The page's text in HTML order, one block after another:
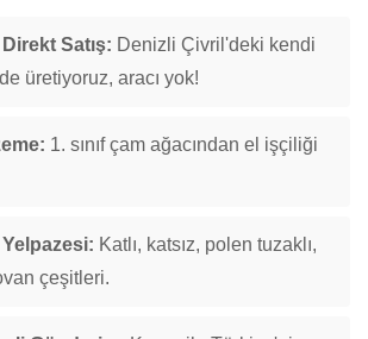
Satış: Denizli Çivril'deki kendi
üretiyoruz, aracı yok!
1. sınıf çam ağacından el işçiliği
Katlı, katsız, polen tuzaklı,
çeşitleri.